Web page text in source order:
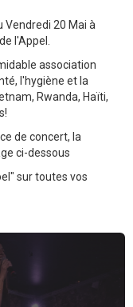
Vendredi 20 Mai à
l'Appel.
association
l'hygiène et la
Rwanda, Haïti,
de concert, la
ci-dessous
sur toutes vos